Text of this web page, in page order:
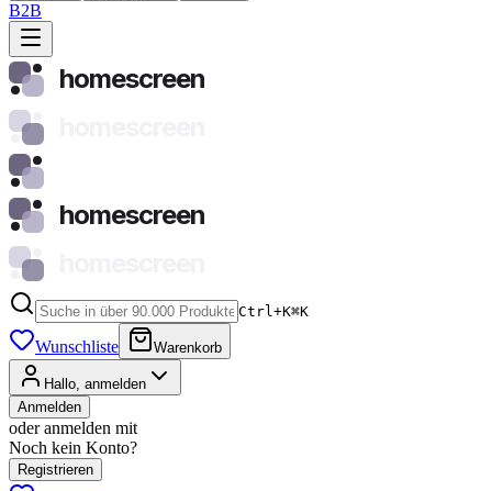
B2B
homescreen
homescreen
Ctrl+K⌘K
Wunschliste Warenkorb
Hallo, anmelden
Anmelden
oder anmelden mit
Noch kein Konto?
Registrieren